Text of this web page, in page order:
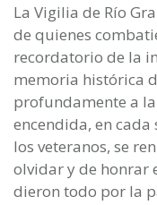
La Vigilia de Río
de quienes
recordatorio de la
memoria histórica
profundamente a
encendida, en
los veteranos, se
olvidar y de honrar
dieron todo por la